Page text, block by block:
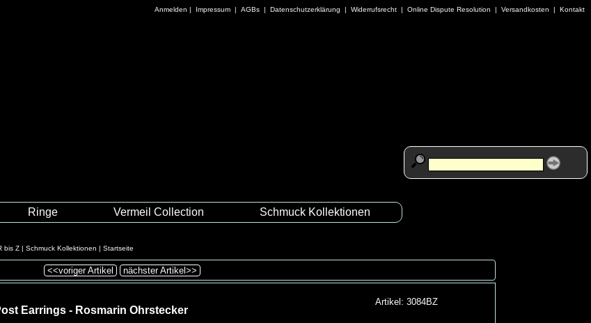
Anmelden | Impressum | AGBs | Datenschutzerklärung | Widerrufsrecht | Online Dispute Resolution | Versandkosten | Kontakt
Ringe Vermeil Collection Schmuck Kollektionen
bis Z |Schmuck Kollektionen |Startseite
<<voriger Artikel nächster Artikel>>
Earrings - Rosmarin Ohrstecker
Artikel: 3084BZ